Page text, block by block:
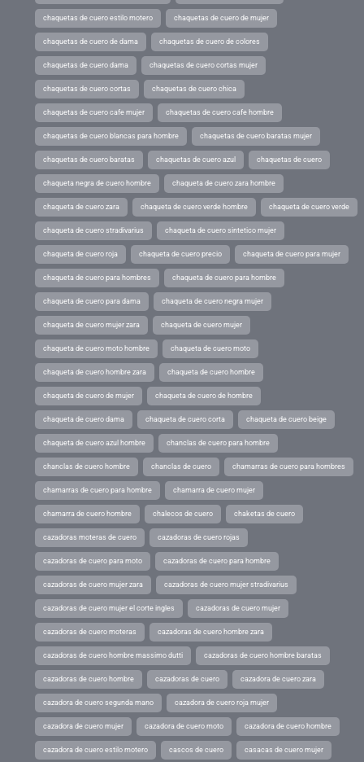
chaquetas de cuero estilo motero chaquetas de cuero de mujer
chaquetas de cuero de dama chaquetas de cuero de colores
chaquetas de cuero dama chaquetas de cuero cortas mujer
chaquetas de cuero cortas chaquetas de cuero chica
chaquetas de cuero cafe mujer chaquetas de cuero cafe hombre
chaquetas de cuero blancas para hombre chaquetas de cuero baratas mujer
chaquetas de cuero baratas chaquetas de cuero azul chaquetas de cuero
chaqueta negra de cuero hombre chaqueta de cuero zara hombre
chaqueta de cuero zara chaqueta de cuero verde hombre chaqueta de cuero verde
chaqueta de cuero stradivarius chaqueta de cuero sintetico mujer
chaqueta de cuero roja chaqueta de cuero precio chaqueta de cuero para mujer
chaqueta de cuero para hombres chaqueta de cuero para hombre
chaqueta de cuero para dama chaqueta de cuero negra mujer
chaqueta de cuero mujer zara chaqueta de cuero mujer
chaqueta de cuero moto hombre chaqueta de cuero moto
chaqueta de cuero hombre zara chaqueta de cuero hombre
chaqueta de cuero de mujer chaqueta de cuero de hombre
chaqueta de cuero dama chaqueta de cuero corta chaqueta de cuero beige
chaqueta de cuero azul hombre chanclas de cuero para hombre
chanclas de cuero hombre chanclas de cuero chamarras de cuero para hombres
chamarras de cuero para hombre chamarra de cuero mujer
chamarra de cuero hombre chalecos de cuero chaketas de cuero
cazadoras moteras de cuero cazadoras de cuero rojas
cazadoras de cuero para moto cazadoras de cuero para hombre
cazadoras de cuero mujer zara cazadoras de cuero mujer stradivarius
cazadoras de cuero mujer el corte ingles cazadoras de cuero mujer
cazadoras de cuero moteras cazadoras de cuero hombre zara
cazadoras de cuero hombre massimo dutti cazadoras de cuero hombre baratas
cazadoras de cuero hombre cazadoras de cuero cazadora de cuero zara
cazadora de cuero segunda mano cazadora de cuero roja mujer
cazadora de cuero mujer cazadora de cuero moto cazadora de cuero hombre
cazadora de cuero estilo motero cascos de cuero casacas de cuero mujer